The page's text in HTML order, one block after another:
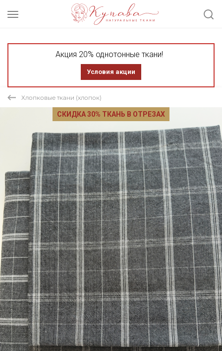
Акция 20% однотонные ткани!
Условия акции
Хлопковые ткани (хлопок)
СКИДКА 30% ТКАНЬ В ОТРЕЗАХ